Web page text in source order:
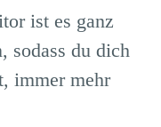
ist es ganz
sodass du dich
immer mehr